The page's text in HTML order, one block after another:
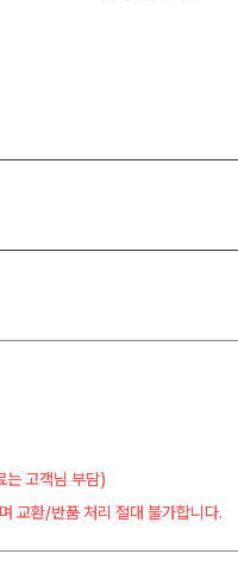
고객님 부담)
교환/반품 처리 절대 불가합니다.